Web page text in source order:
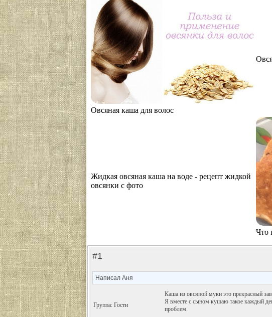
Овсяная каша для волос
Жидкая овсяная каша на воде - рецепт жидкой
овсянки с фото
Что
#1
Написал Аня
Группа: Гости
Каша из овсяной муки это прекрасный
Я вместе с сыном кушаю такое каждый
проблем.